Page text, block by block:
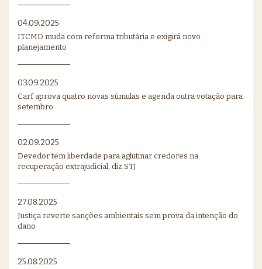
04.09.2025
ITCMD muda com reforma tributária e exigirá novo
planejamento
03.09.2025
Carf aprova quatro novas súmulas e agenda outra votação para
setembro
02.09.2025
Devedor tem liberdade para aglutinar credores na
recuperação extrajudicial, diz STJ
27.08.2025
Justiça reverte sanções ambientais sem prova da intenção do
dano
25.08.2025